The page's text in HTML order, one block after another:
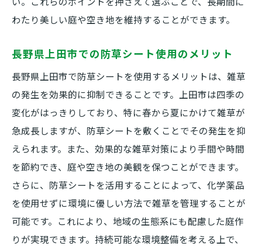
手間を省くための防草シートの導入方法
維持管理が簡単になる防草シートの選び方
防草シートで庭仕事を効率化する方法
防草シート設置で庭の手入れが楽になる実
上田市での庭管理が楽になる防草シートの
使い方
わたり美しい庭や空き地を維持することができます。
長野県上田市での防草シート使用のメリット
長野県上田市で防草シートを使用するメリットは、雑草
の発生を効果的に抑制できることです。上田市は四季の
変化がはっきりしており、特に春から夏にかけて雑草が
急成長しますが、防草シートを敷くことでその発生を抑
えられます。また、効果的な雑草対策により手間や時間
を節約でき、庭や空き地の美観を保つことができます。
さらに、防草シートを活用することによって、化学薬品
を使用せずに環境に優しい方法で雑草を管理することが
可能です。これにより、地域の生態系にも配慮した庭作
りが実現できます。持続可能な環境整備を考える上で、